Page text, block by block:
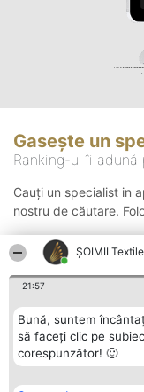
ȘOIMII
21:57
Bună, suntem
să faceți clic pe
corespunzător! 🙂
Gasește un
Ranking-ul îi
Cauți un specialist in
nostru de căutare.